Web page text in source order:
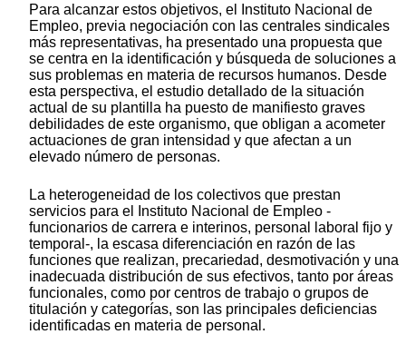
Para alcanzar estos objetivos, el Instituto Nacional de
Empleo, previa negociación con las centrales sindicales
más representativas, ha presentado una propuesta que
se centra en la identificación y búsqueda de soluciones a
sus problemas en materia de recursos humanos. Desde
esta perspectiva, el estudio detallado de la situación
actual de su plantilla ha puesto de manifiesto graves
debilidades de este organismo, que obligan a acometer
actuaciones de gran intensidad y que afectan a un
elevado número de personas.
La heterogeneidad de los colectivos que prestan
servicios para el Instituto Nacional de Empleo -
funcionarios de carrera e interinos, personal laboral fijo y
temporal-, la escasa diferenciación en razón de las
funciones que realizan, precariedad, desmotivación y una
inadecuada distribución de sus efectivos, tanto por áreas
funcionales, como por centros de trabajo o grupos de
titulación y categorías, son las principales deficiencias
identificadas en materia de personal.